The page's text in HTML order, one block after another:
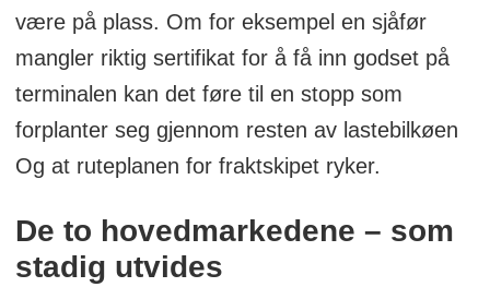
være på plass. Om for eksempel en sjåfør
mangler riktig sertifikat for å få inn godset på
terminalen kan det føre til en stopp som
forplanter seg gjennom resten av lastebilkøen
Og at ruteplanen for fraktskipet ryker.
De to hovedmarkedene – som
stadig utvides